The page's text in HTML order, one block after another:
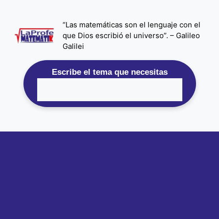
contenido
“Las matemáticas son el lenguaje con el
que Dios escribió el universo”. – Galileo
Galilei
Escribe el tema que necesitas